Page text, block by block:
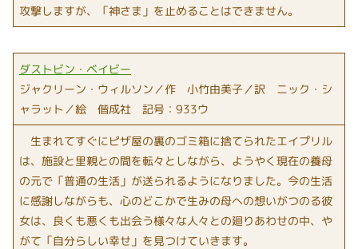
攻撃しますが、「神さま」を止めることはできません。
ダストビン・ベイビー
ジャクリーン・ウィルソン／作 小竹由美子／訳 ニック・シ
ャラット／絵 偕成社 記号：933ウ
生まれてすぐにピザ屋の裏のゴミ箱に捨てられたエイプリル
は、施設と里親との間を転々としながら、ようやく現在の養母
の元で「普通の生活」が送られるようになりました。今の生活
に感謝しながらも、心のどこかで生みの母への想いがつのる彼
女は、良くも悪くも出会う様々な人々との廻りあわせの中、や
がて「自分らしい幸せ」を見つけていきます。